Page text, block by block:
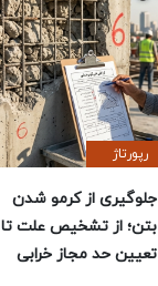
رپورتاژ
جلوگیری از کرمو شدن
بتن؛ از تشخیص علت تا
تعیین حد مجاز خرابی